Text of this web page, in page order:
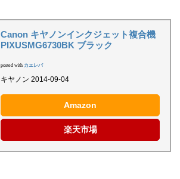
Canon キヤノンインクジェット複合機
PIXUSMG6730BK ブラック
posted with カエレバ
キヤノン 2014-09-04
Amazon
楽天市場